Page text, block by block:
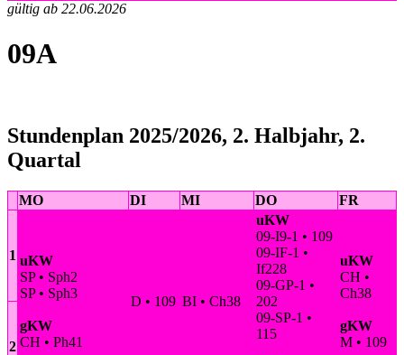
gültig ab 22.06.2026
09A
Stundenplan 2025/2026, 2. Halbjahr, 2.
Quartal
MO DI MI DO FR
1 uKW
SP • Sph2
SP • Sph3
gKW
CH • Ph41
D • 109 BI • Ch38
uKW
09-I9-1 • 109
09-IF-1 •
If228
09-GP-1 •
202
09-SP-1 •
115
uKW
CH •
Ch38
gKW
M • 109
2